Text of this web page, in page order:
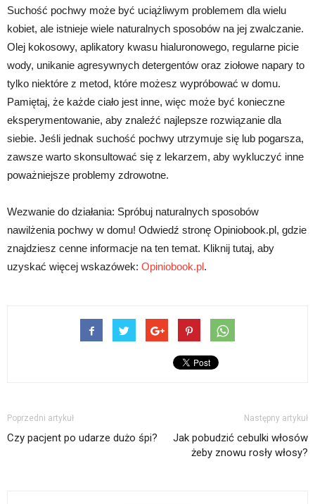
Suchość pochwy może być uciążliwym problemem dla wielu
kobiet, ale istnieje wiele naturalnych sposobów na jej zwalczanie.
Olej kokosowy, aplikatory kwasu hialuronowego, regularne picie
wody, unikanie agresywnych detergentów oraz ziołowe napary to
tylko niektóre z metod, które możesz wypróbować w domu.
Pamiętaj, że każde ciało jest inne, więc może być konieczne
eksperymentowanie, aby znaleźć najlepsze rozwiązanie dla
siebie. Jeśli jednak suchość pochwy utrzymuje się lub pogarsza,
zawsze warto skonsultować się z lekarzem, aby wykluczyć inne
poważniejsze problemy zdrowotne.
Wezwanie do działania: Spróbuj naturalnych sposobów
nawilżenia pochwy w domu! Odwiedź stronę Opiniobook.pl, gdzie
znajdziesz cenne informacje na ten temat. Kliknij tutaj, aby
uzyskać więcej wskazówek: Opiniobook.pl.
Poprzedni artykuł
Czy pacjent po udarze dużo śpi?
Następny artykuł
Jak pobudzić cebulki włosów
żeby znowu rosły włosy?